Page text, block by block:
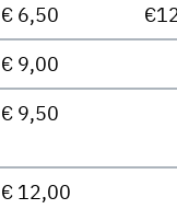
€ 6,50
€ 9,00
€ 9,50
€ 12,00